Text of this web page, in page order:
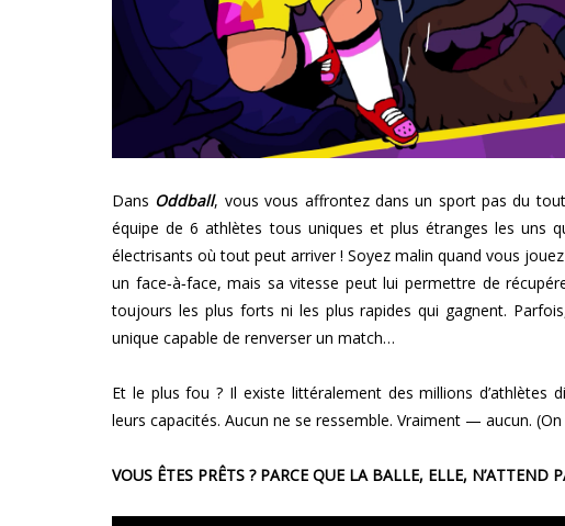
Dans Oddball, vous vous affrontez dans un sport pas du
équipe de 6 athlètes tous uniques et plus étranges les uns
électrisants où tout peut arriver ! Soyez malin quand vous
un face‑à‑face, mais sa vitesse peut lui permettre de
toujours les plus forts ni les plus rapides qui gagnent.
unique capable de renverser un match…
Et le plus fou ? Il existe littéralement des millions d’athlètes
leurs capacités. Aucun ne se ressemble. Vraiment — aucun.
VOUS ÊTES PRÊTS ? PARCE QUE LA BALLE, ELLE, N’ATTEND